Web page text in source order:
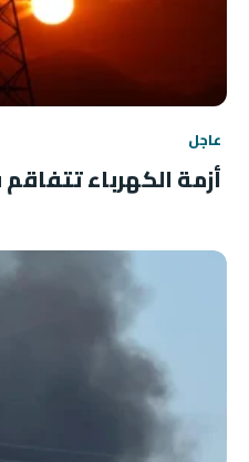
عاجل
أزمة الكهرباء تتفاقم في